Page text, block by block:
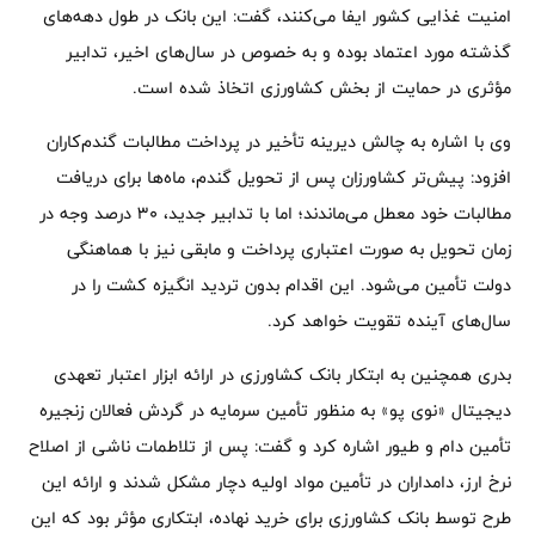
امنیت غذایی کشور ایفا می‌کنند، گفت: این بانک در طول دهه‌های
گذشته مورد اعتماد بوده و به خصوص در سال‌های اخیر، تدابیر
مؤثری در حمایت از بخش کشاورزی اتخاذ شده است.
وی با اشاره به چالش دیرینه تأخیر در پرداخت مطالبات گندم‌کاران
افزود: پیش‌تر کشاورزان پس از تحویل گندم، ماه‌ها برای دریافت
مطالبات خود معطل می‌ماندند؛ اما با تدابیر جدید، ۳۰ درصد وجه در
زمان تحویل به صورت اعتباری پرداخت و مابقی نیز با هماهنگی
دولت تأمین می‌شود. این اقدام بدون تردید انگیزه کشت را در
سال‌های آینده تقویت خواهد کرد.
بدری همچنین به ابتکار بانک کشاورزی در ارائه ابزار اعتبار تعهدی
دیجیتال «نوی پو» به منظور تأمین سرمایه در گردش فعالان زنجیره
تأمین دام و طیور اشاره کرد و گفت: پس از تلاطمات ناشی از اصلاح
نرخ ارز، دامداران در تأمین مواد اولیه دچار مشکل شدند و ارائه این
طرح توسط بانک کشاورزی برای خرید نهاده، ابتکاری مؤثر بود که این